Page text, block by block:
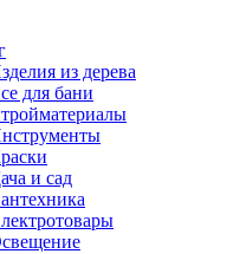
из дерева
для бани
и сад